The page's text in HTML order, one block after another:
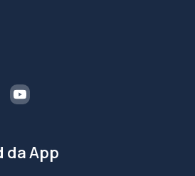
da App